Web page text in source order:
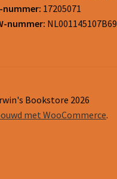
nummer: 17205071
nummer: NL001145107B69
Bookstore 2026
met WooCommerce.